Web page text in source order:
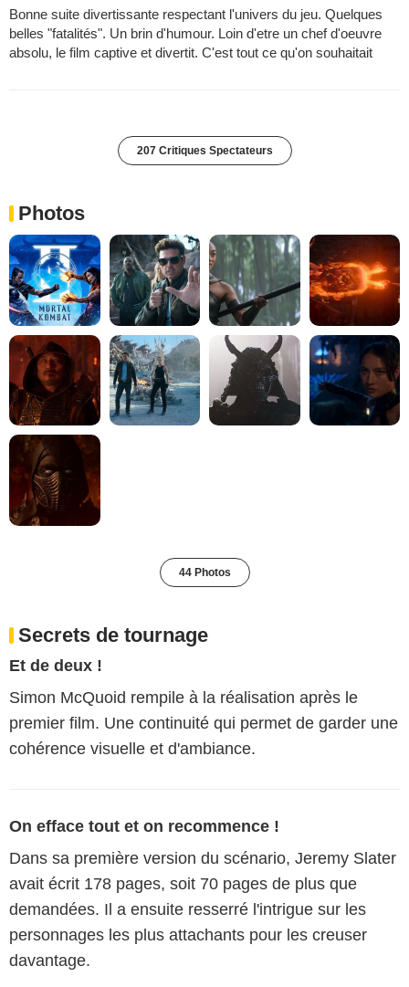
Bonne suite divertissante respectant l'univers du jeu. Quelques
belles "fatalités". Un brin d'humour. Loin d'etre un chef d'oeuvre
absolu, le film captive et divertit. C'est tout ce qu'on souhaitait
207 Critiques Spectateurs
Photos
44 Photos
Secrets de tournage
Et de deux !
Simon McQuoid rempile à la réalisation après le
premier film. Une continuité qui permet de garder une
cohérence visuelle et d'ambiance.
On efface tout et on recommence !
Dans sa première version du scénario, Jeremy Slater
avait écrit 178 pages, soit 70 pages de plus que
demandées. Il a ensuite resserré l'intrigue sur les
personnages les plus attachants pour les creuser
davantage.